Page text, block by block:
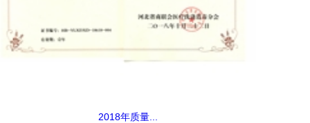
2018年质量...